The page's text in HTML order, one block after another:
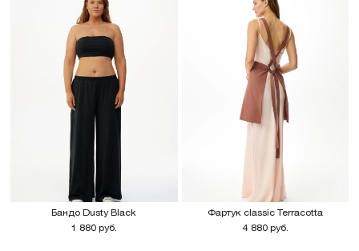
Бандо Dusty Black
1 880 руб.
Фартук classic Terracotta
4 880 руб.